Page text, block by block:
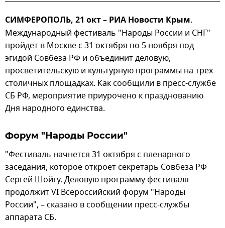
СИМФЕРОПОЛЬ, 21 окт – РИА Новости Крым.
Международный фестиваль "Народы России и СНГ"
пройдет в Москве с 31 октября по 5 ноября под
эгидой Совбеза РФ и объединит деловую,
просветительскую и культурную программы на трех
столичных площадках. Как сообщили в пресс-службе
СБ РФ, мероприятие приурочено к празднованию
Дня народного единства.
Форум "Народы России"
"Фестиваль начнется 31 октября с пленарного
заседания, которое откроет секретарь Совбеза РФ
Сергей Шойгу. Деловую программу фестиваля
продолжит VI Всероссийский форум "Народы
России", – сказано в сообщении пресс-службы
аппарата СБ.